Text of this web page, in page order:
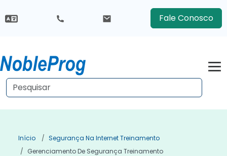
Fale Conosco
Início
Segurança Na Internet Treinamento
Gerenciamento De Segurança Treinamento